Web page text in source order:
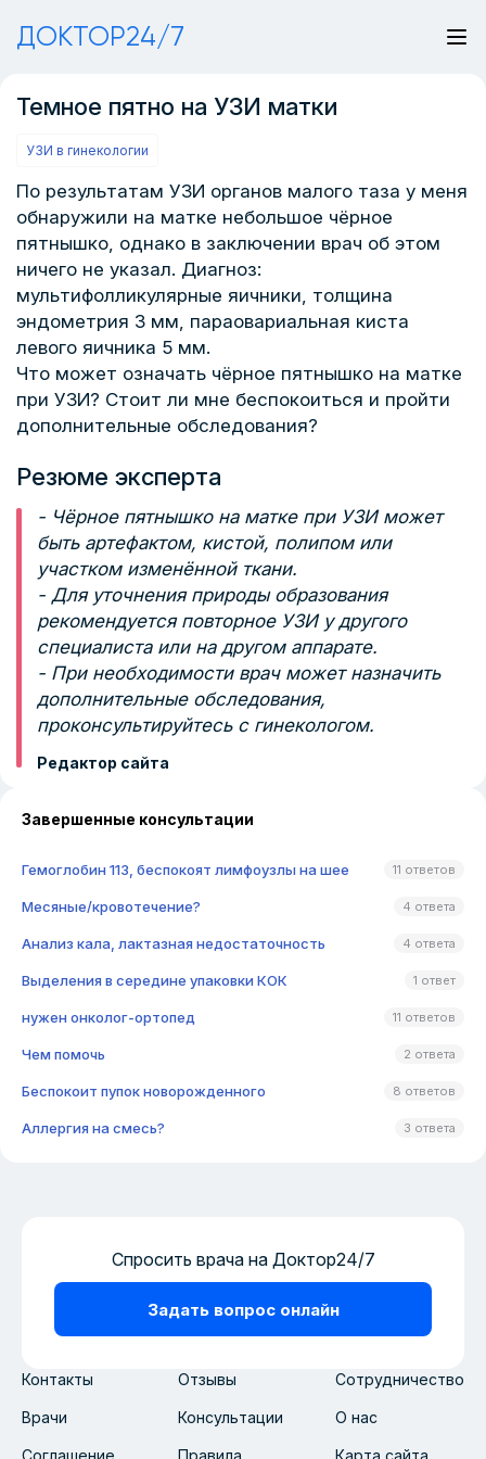
ДОКТОР24/7
Темное пятно на УЗИ матки
УЗИ в гинекологии
По результатам УЗИ органов малого таза у меня
обнаружили на матке небольшое чёрное
пятнышко, однако в заключении врач об этом
ничего не указал. Диагноз:
мультифолликулярные яичники, толщина
эндометрия 3 мм, параовариальная киста
левого яичника 5 мм.
Что может означать чёрное пятнышко на матке
при УЗИ? Стоит ли мне беспокоиться и пройти
дополнительные обследования?
Резюме эксперта
- Чёрное пятнышко на матке при УЗИ может
быть артефактом, кистой, полипом или
участком изменённой ткани.
- Для уточнения природы образования
рекомендуется повторное УЗИ у другого
специалиста или на другом аппарате.
- При необходимости врач может назначить
дополнительные обследования,
проконсультируйтесь с гинекологом.
Редактор сайта
Завершенные консультации
Гемоглобин 113, беспокоят лимфоузлы на шее 11 ответов
Месяные/кровотечение? 4 ответа
Анализ кала, лактазная недостаточность 4 ответа
Выделения в середине упаковки КОК 1 ответ
нужен онколог-ортопед 11 ответов
Чем помочь 2 ответа
Беспокоит пупок новорожденного 8 ответов
Аллергия на смесь? 3 ответа
Контакты Отзывы Сотрудничество
Врачи Консультации О нас
Соглашение Правила Карта сайта
Спросить врача на Доктор24/7
Задать вопрос онлайн